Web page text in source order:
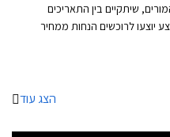
שיתקיים בין התאריכים
במסגרת המבצע יוצעו לרוכשים הנחות ממחיר
הצג עוד